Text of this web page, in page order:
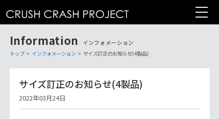
テ
Information インフォメーション
トップ > インフォメーション > サイズ訂正のお知らせ(4製品)
サイズ訂正のお知らせ(4製品)
2022年03月24日